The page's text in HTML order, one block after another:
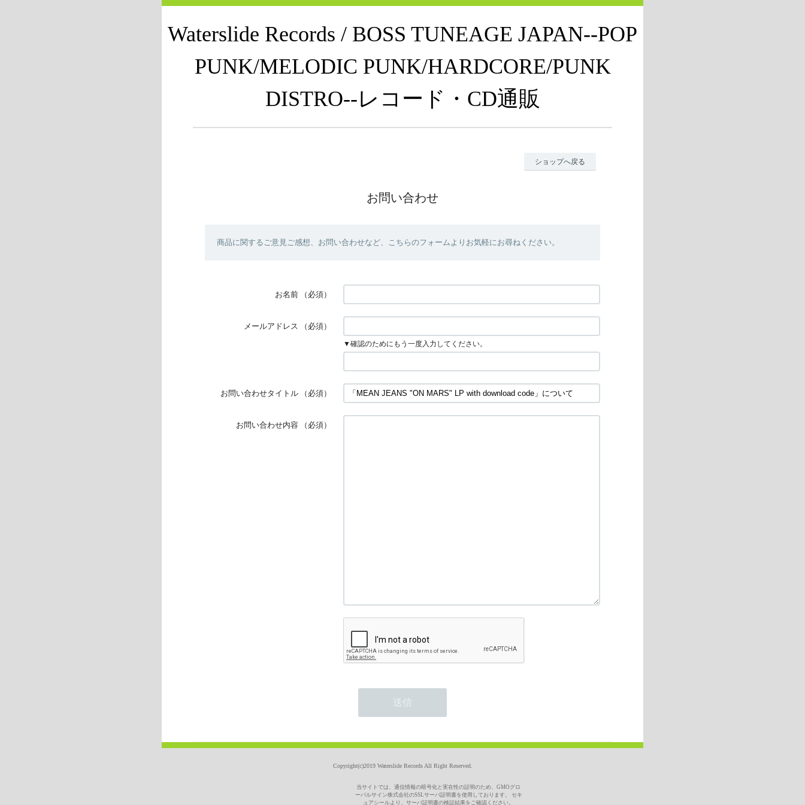
Waterslide Records / BOSS TUNEAGE JAPAN--POP
PUNK/MELODIC PUNK/HARDCORE/PUNK
DISTRO--レコード・CD通販
ショップへ戻る
お問い合わせ
商品に関するご意見ご感想、お問い合わせなど、こちらのフォームよりお気軽にお尋ねください。
お名前 （必須）
メールアドレス （必須）
▼確認のためにもう一度入力してください。
お問い合わせタイトル （必須）
お問い合わせ内容 （必須）
Copyright(c)2019 Waterslide Records All Right Reserved.
当サイトでは、通信情報の暗号化と実在性の証明のため、GMOグロ
ーバルサイン株式会社のSSLサーバ証明書を使用しております。 セキ
ュアシールより、サーバ証明書の検証結果をご確認ください。